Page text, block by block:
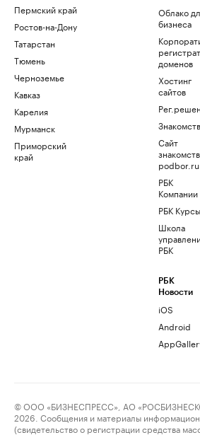
Пермский край
Ростов-на-Дону
Татарстан
Тюмень
Черноземье
Кавказ
Карелия
Мурманск
Приморский
край
Облако
бизнеса
доменов
Хостинг
сайтов
Сайт
знакомств
podbor.ru
РБК
Компании
РБК Курсы
Школа
РБК
РБК
Новости
iOS
Android
© ООО «БИЗНЕСПРЕСС», АО
2026. Сообщения и материалы
(свидетельство о регистрации средства